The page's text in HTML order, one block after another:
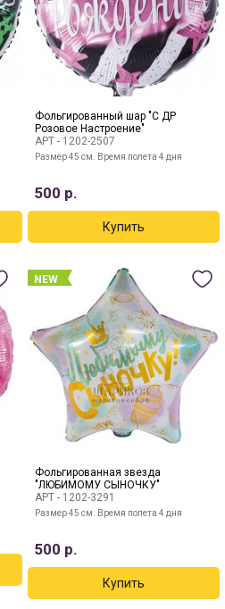
Фольгированный шар "С ДР
Розовое Настроение"
АРТ - 1202-2507
Размер 45 см. Время полета 4 дня
500 р.
NEW
Фольгированная звезда
"ЛЮБИМОМУ СЫНОЧКУ"
АРТ - 1202-3291
Размер 45 см. Время полета 4 дня
500 р.